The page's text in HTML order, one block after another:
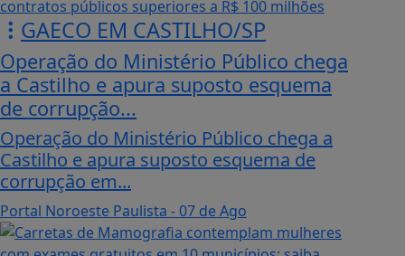
GAECO EM CASTILHO/SP
Operação do Ministério Público chega
a Castilho e apura suposto esquema
de corrupção...
Operação do Ministério Público chega a
Castilho e apura suposto esquema de
corrupção em...
Portal Noroeste Paulista - 07 de Ago